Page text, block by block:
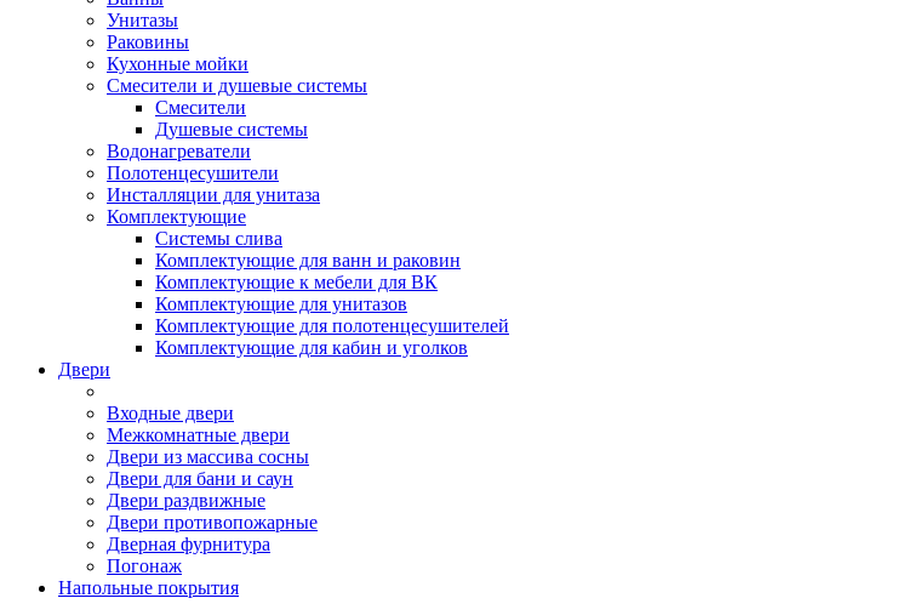
Унитазы
Раковины
Кухонные мойки
Смесители и душевые системы
Смесители
Душевые системы
Водонагреватели
Полотенцесушители
Инсталляции для унитаза
Комплектующие
Системы слива
Комплектующие для ванн и раковин
Комплектующие к мебели для ВК
Комплектующие для унитазов
Комплектующие для полотенцесушителей
Комплектующие для кабин и уголков
Двери
Входные двери
Межкомнатные двери
Двери из массива сосны
Двери для бани и саун
Двери раздвижные
Двери противопожарные
Дверная фурнитура
Погонаж
Напольные покрытия